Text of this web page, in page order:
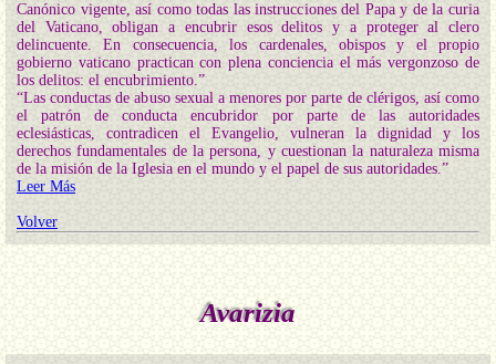
Canónico vigente, así como todas las instrucciones del Papa y de la curia
del Vaticano, obligan a encubrir esos delitos y a proteger al clero
delincuente. En consecuencia, los cardenales, obispos y el propio
gobierno vaticano practican con plena conciencia el más vergonzoso de
los delitos: el encubrimiento.”
“Las conductas de abuso sexual a menores por parte de clérigos, así como
el patrón de conducta encubridor por parte de las autoridades
eclesiásticas, contradicen el Evangelio, vulneran la dignidad y los
derechos fundamentales de la persona, y cuestionan la naturaleza misma
de la misión de la Iglesia en el mundo y el papel de sus autoridades.”
Leer Más
Volver
Avarizia